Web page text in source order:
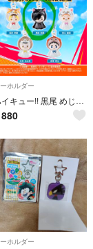
ホルダー
ハイキュー!! 黒尾 めじるしアクセサリー アニマルver.2
880
ホルダー